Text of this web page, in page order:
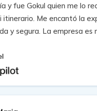
y fue Gokul quien me lo
itinerario. Me encantó la
y segura. La empresa es
y se aseguró de que
por todo y espero volver